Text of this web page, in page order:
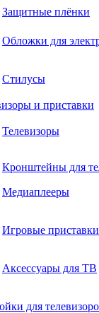
Защитные плёнки
Обложки для
Стилусы
и приставки
Телевизоры
Кронштейны для
Медиаплееры
Игровые приставки
Аксессуары для ТВ
для